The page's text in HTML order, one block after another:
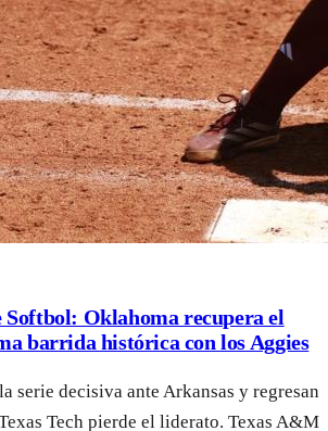
Softbol: Oklahoma recupera el
barrida histórica con los Aggies
serie decisiva ante Arkansas y regresan
Tech pierde el liderato. Texas A&M